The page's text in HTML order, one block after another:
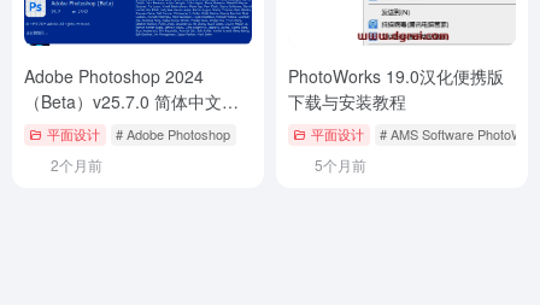
Adobe Photoshop 2024
（Beta）v25.7.0 简体中文免
安装版下载与ps2024使用教程
平面设计 # Adobe Photoshop
2个月前
PhotoWorks 19.0汉化便携版
下载与安装教程
平面设计 # AMS Software
5个月前